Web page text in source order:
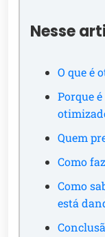
Nesse
O que é
Porque
Quem
Como
Como
está